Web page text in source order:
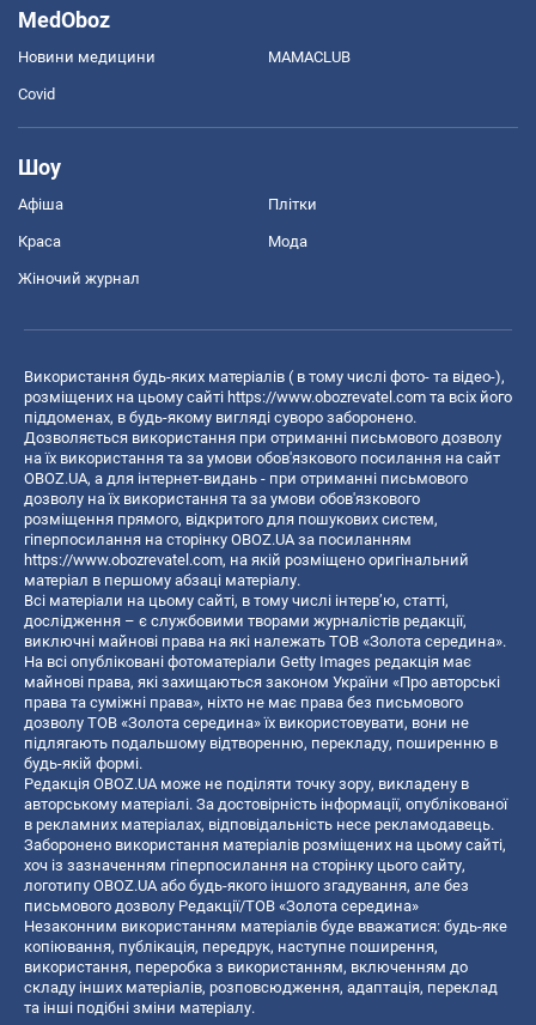
MedOboz
Новини медицини MAMACLUB
Covid
Шоу
Афіша Плітки
Краса Мода
Жіночий журнал
Використання будь-яких матеріалів ( в тому числі фото- та відео-),
розміщених на цьому сайті https://www.obozrevatel.com та всіх його
піддоменах, в будь-якому вигляді суворо заборонено.
Дозволяється використання при отриманні письмового дозволу
на їх використання та за умови обов'язкового посилання на сайт
OBOZ.UA, а для інтернет-видань - при отриманні письмового
дозволу на їх використання та за умови обов'язкового
розміщення прямого, відкритого для пошукових систем,
гіперпосилання на сторінку OBOZ.UA за посиланням
https://www.obozrevatel.com, на якій розміщено оригінальний
матеріал в першому абзаці матеріалу.
Всі матеріали на цьому сайті, в тому числі інтерв’ю, статті,
дослідження – є службовими творами журналістів редакції,
виключні майнові права на які належать ТОВ «Золота середина».
На всі опубліковані фотоматеріали Getty Images редакція має
майнові права, які захищаються законом України «Про авторські
права та суміжні права», ніхто не має права без письмового
дозволу ТОВ «Золота середина» їх використовувати, вони не
підлягають подальшому відтворенню, перекладу, поширенню в
будь-якій формі.
Редакція OBOZ.UA може не поділяти точку зору, викладену в
авторському матеріалі. За достовірність інформації, опублікованої
в рекламних матеріалах, відповідальність несе рекламодавець.
Заборонено використання матеріалів розміщених на цьому сайті,
хоч із зазначенням гіперпосилання на сторінку цього сайту,
логотипу OBOZ.UA або будь-якого іншого згадування, але без
письмового дозволу Редакції/ТОВ «Золота середина»
Незаконним використанням матеріалів буде вважатися: будь-яке
копiювання, публiкацiя, передрук, наступне поширення,
використання, переробка з використанням, включенням до
складу інших матеріалів, розповсюдження, адаптація, переклад
та інші подібні зміни матеріалу.